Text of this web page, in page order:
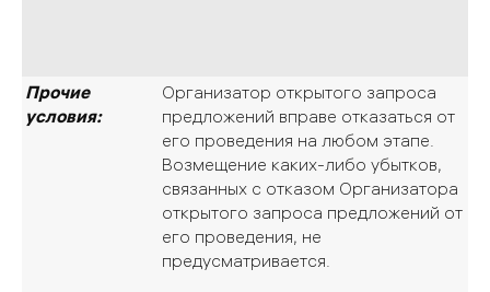
Прочие
условия:
Организатор открытого запроса
предложений вправе отказаться от
его проведения на любом этапе.
Возмещение каких-либо убытков,
связанных с отказом Организатора
открытого запроса предложений от
его проведения, не
предусматривается.